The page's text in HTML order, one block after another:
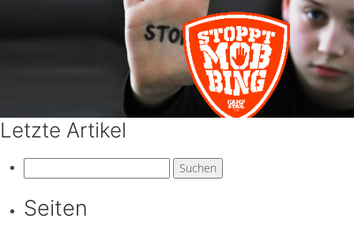
Letzte Artikel
nach:
Seiten